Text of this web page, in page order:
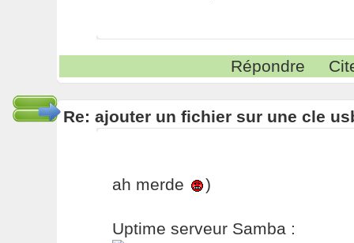
Répondre
Re: ajouter un fichier sur une cle
ah merde )
Uptime serveur Samba :